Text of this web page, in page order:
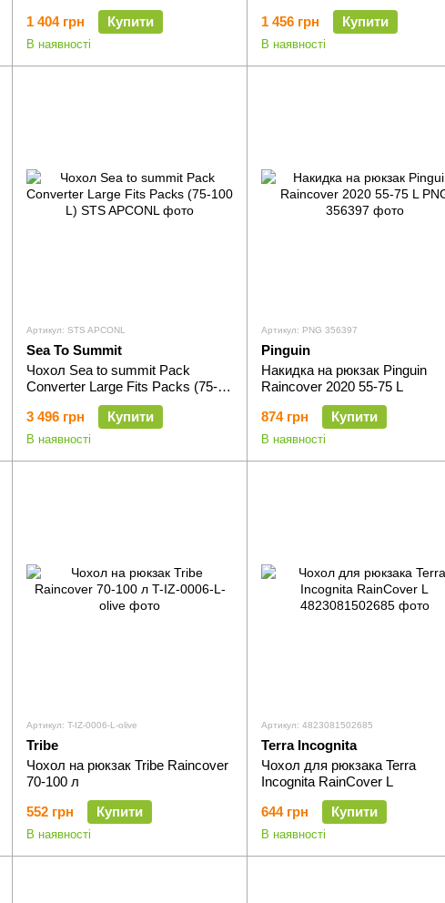
1 404 грн
Купити
В наявності
1 456 грн
Купити
В наявності
Артикул: STS APCONL
Sea To Summit
Чохол Sea to summit Pack
Converter Large Fits Packs (75-
3 496 грн
Купити
В наявності
Артикул: PNG 356397
Pinguin
Накидка на рюкзак Pinguin
Raincover 2020 55-75 L
874 грн
Купити
В наявності
Артикул: T-IZ-0006-L-olive
Tribe
Чохол на рюкзак Tribe Raincover
70-100 л
552 грн
Купити
В наявності
Артикул: 4823081502685
Terra Incognita
Чохол для рюкзака Terra
Incognita RainCover L
644 грн
Купити
В наявності